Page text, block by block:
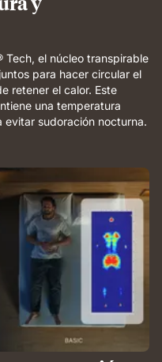
Tech, el núcleo transpirable
para hacer circular el
retener el calor. Este
una temperatura
sudoración nocturna.